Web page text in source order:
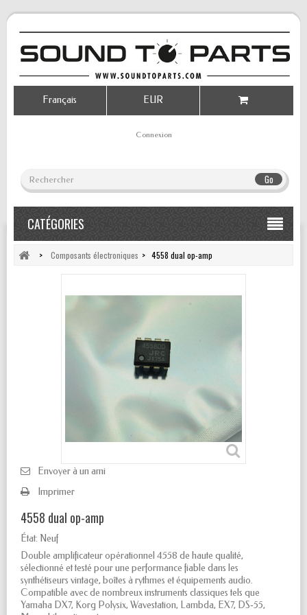
Go
Connexion
EUR
Français
CATÉGORIES
> Composants électroniques > 4558 dual op-amp
Envoyer à un ami
Imprimer
4558 dual op-amp
État: Neuf
Double amplificateur opérationnel 4558 de haute qualité,
sélectionné et testé pour une performance fiable dans les
synthétiseurs vintage, boîtes à rythmes et équipements audio.
Compatible avec de nombreux instruments classiques tels que
Yamaha DX7, Korg Polysix, Wavestation, Lambda, EX7, DS‑55,